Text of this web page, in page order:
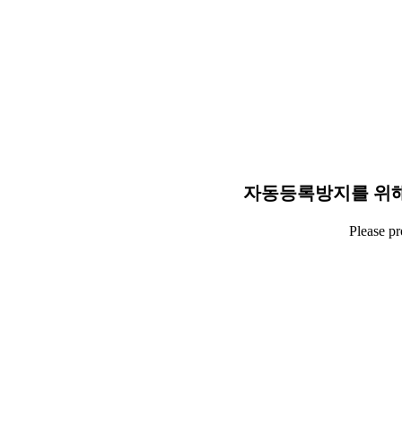
자동등록방지를 위
Please